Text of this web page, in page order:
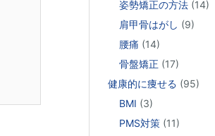
姿勢矯正の方法 (14)
肩甲骨はがし (9)
腰痛 (14)
骨盤矯正 (17)
健康的に痩せる (95)
BMI (3)
PMS対策 (11)